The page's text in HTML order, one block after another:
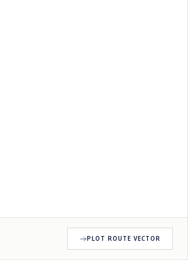
PLOT ROUTE VECTOR